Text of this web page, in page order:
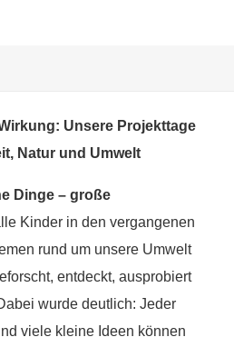
Unsere Projekttage
Natur und Umwelt
Dinge – große
Kinder in den vergangenen
rund um unsere Umwelt
entdeckt, ausprobiert
wurde deutlich: Jeder
viele kleine Ideen können